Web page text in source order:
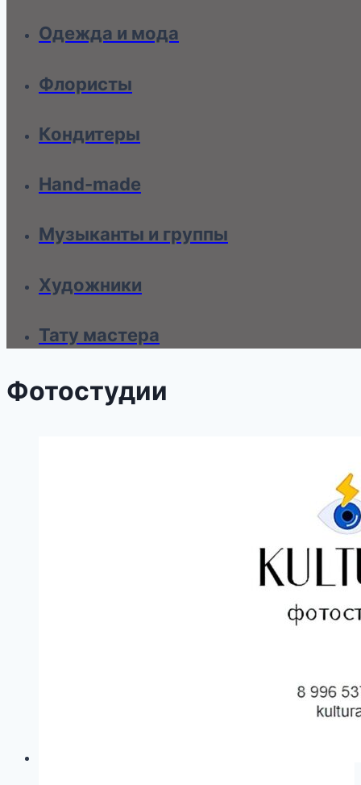
Одежда и мода
Флористы
Кондитеры
Hand-made
Музыканты и группы
Художники
Тату мастера
Фотостудии